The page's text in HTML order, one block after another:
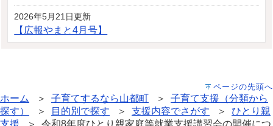
2026年5月21日更新
【広報やまと4月号】
ページの先頭へ
ホーム ＞ 子育てするなら山都町 ＞ 子育て支援（分類から
探す）
＞ 目的別で探す ＞ 支援内容でさがす ＞ ひとり親
支援 ＞ 令和8年度ひとり親家庭等就業支援講習会の開催につ